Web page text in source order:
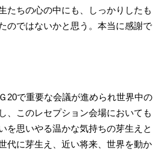
たちの心の中にも、しっかりしたも
のではないかと思う。本当に感謝で
20で重要な会議が進められ世界中の
、このレセプション会場においても
を思いやる温かな気持ちの芽生えと
代に芽生え、近い将来、世界を動か